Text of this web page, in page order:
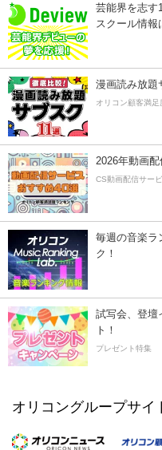
芸能界を志す
スクール情報
漫画読み放題
オリコン顧客満
2026年動画
CS動画配信サー
毎週の音楽ラ
ク！
試写会、登壇
ト！
プレゼント特集
オリコングループサイ